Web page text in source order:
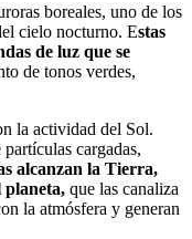
boreales, uno de los
cielo nocturno. Estas
de luz que se
de tonos verdes,
la actividad del Sol.
cargadas,
alcanzan la Tierra,
planeta, que las canaliza
la atmósfera y generan